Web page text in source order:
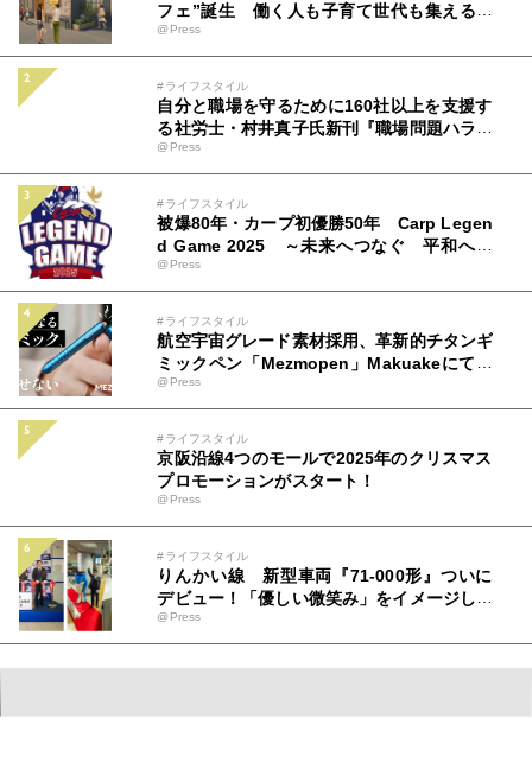
フェ”誕生 働く人も子育て世代も集える新
拠点「ミツバチコーヒー」
@Press
#ライフスタイル
自分と職場を守るために160社以上を支援す
る社労士・村井真子氏新刊『職場問題ハラス
メントのトリセツ』（アルク）9月22日発売
@Press
#ライフスタイル
被爆80年・カープ初優勝50年 Carp Legen
d Game 2025 ～未来へつなぐ 平和への
思い カープとともに～ 広島テレビ＆中国
新聞社 特別事業 チケット＆ユニフォーム
情報解禁！8月19日(火)から販売開始！
@Press
#ライフスタイル
航空宇宙グレード素材採用、革新的チタンギ
ミックペン「Mezmopen」Makuakeにて先
行発売開始
@Press
#ライフスタイル
京阪沿線4つのモールで2025年のクリスマス
プロモーションがスタート！
@Press
#ライフスタイル
りんかい線 新型車両『71-000形』ついに
デビュー！「優しい微笑み」をイメージした
新車両。安心・安全・快適性もアップグレー
ド。初運行を見届けるテープカット＆出発式
を開催！「新型車両は東京臨海高速鉄道の新
@Press